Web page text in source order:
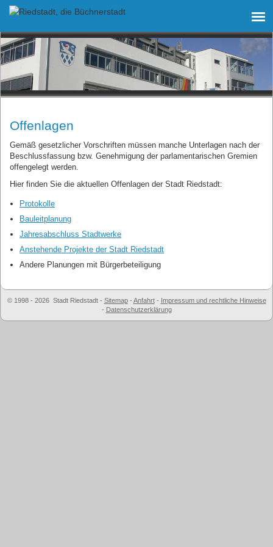
Offenlagen
Gemäß gesetzlicher Vorschriften müssen manche Unterlagen nach der
Beschlussfassung bzw. Genehmigung der parlamentarischen Gremien
offengelegt werden.
Hier finden Sie die aktuellen Offenlagen der Stadt Riedstadt:
Protokolle
Bauleitplanung
Jahresabschluss Stadtwerke
Anstehende Projekte der Stadt Riedstadt
Andere Planungen mit Bürgerbeteiligung
© 1998 - 2026 Stadt Riedstadt - Sitemap- Anfahrt- Impressum und rechtliche Hinweise
- Datenschutzerklärung